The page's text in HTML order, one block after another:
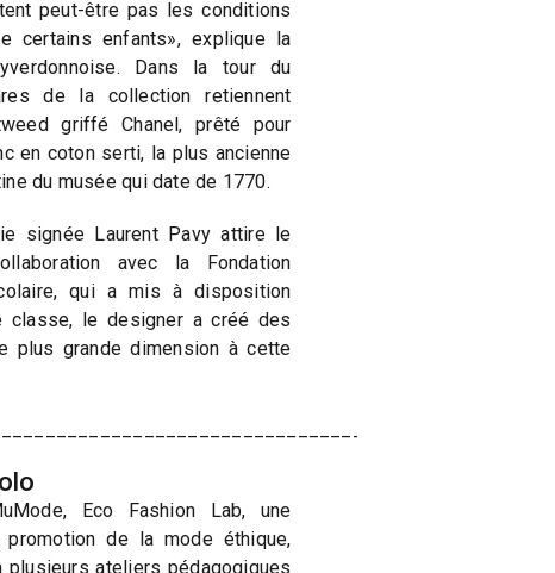
peut-être pas les conditions
enfants», explique la
Dans la tour du
de la collection retiennent
griffé Chanel, prêté pour
en coton serti, la plus ancienne
du musée qui date de 1770.
signée Laurent Pavy attire le
avec la Fondation
qui a mis à disposition
classe, le designer a créé des
plus grande dimension à cette
Eco Fashion Lab, une
de la mode éthique,
plusieurs ateliers pédagogiques